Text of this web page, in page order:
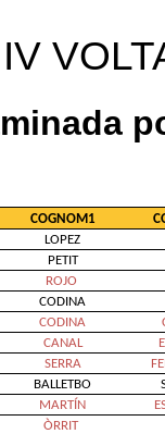
IV
COGNOM1
LOPEZ
PETIT
ROJO
CODINA
CODINA
CANAL
SERRA
BALLETBO
MARTÍN
ÒRRIT